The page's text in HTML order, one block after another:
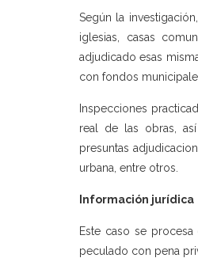
Según la
iglesias, casas
adjudicado esas
con fondos
Inspecciones
real de las obras,
presuntas
urbana, entre otros.
Información jurídica
Este caso se
peculado con pena